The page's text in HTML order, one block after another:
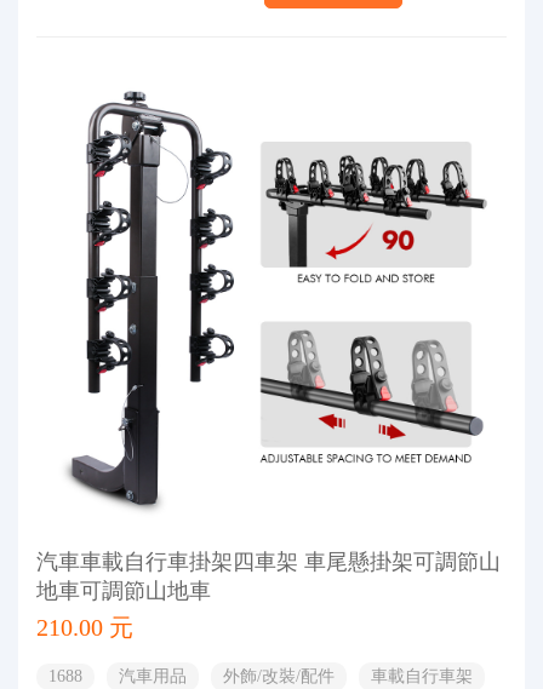
汽車車載自行車掛架四車架 車尾懸掛架可調節山
地車可調節山地車
210.00 元
1688 汽車用品 外飾/改裝/配件
車載自行車架